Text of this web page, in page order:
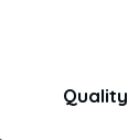
Quality